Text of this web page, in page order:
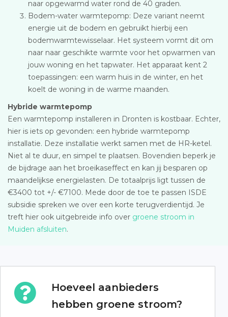
naar opgewarmd water rond de 40 graden.
Bodem-water warmtepomp: Deze variant neemt
energie uit de bodem en gebruikt hierbij een
bodemwarmtewisselaar. Het systeem vormt dit om
naar naar geschikte warmte voor het opwarmen van
jouw woning en het tapwater. Het apparaat kent 2
toepassingen: een warm huis in de winter, en het
koelt de woning in de warme maanden.
Hybride warmtepomp
Een warmtepomp installeren in Dronten is kostbaar. Echter,
hier is iets op gevonden: een hybride warmtepomp
installatie. Deze installatie werkt samen met de HR-ketel.
Niet al te duur, en simpel te plaatsen. Bovendien beperk je
de bijdrage aan het broeikaseffect en kan jij besparen op
maandelijkse energielasten. De totaalprijs ligt tussen de
€3400 tot +/- €7100. Mede door de toe te passen ISDE
subsidie spreken we over een korte terugverdientijd. Je
treft hier ook uitgebreide info over groene stroom in
Muiden afsluiten.
Hoeveel aanbieders
hebben groene stroom?